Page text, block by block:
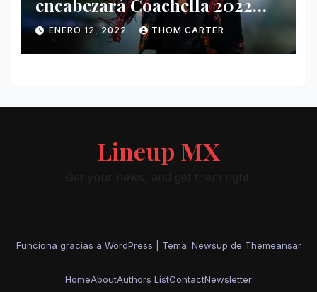
encabezará Coachella 2022
junto a Kanye West y Billie
Eilish.
ENERO 12, 2022 THOM CARTER
Lineup MX
Get your news, and get them right.
Funciona gracias a WordPress Tema: Newsup de Themeansar
HomeAboutAuthors ListContactNewsletter